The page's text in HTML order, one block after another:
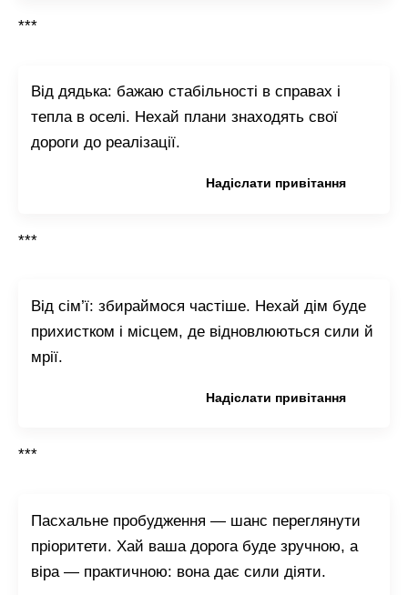
***
Від дядька: бажаю стабільності в справах і
тепла в оселі. Нехай плани знаходять свої
дороги до реалізації.
Надіслати привітання
***
Від сім’ї: збираймося частіше. Нехай дім буде
прихистком і місцем, де відновлюються сили й
мрії.
Надіслати привітання
***
Пасхальне пробудження — шанс переглянути
пріоритети. Хай ваша дорога буде зручною, а
віра — практичною: вона дає сили діяти.